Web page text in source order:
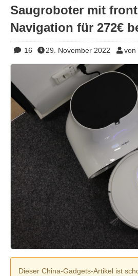
Saugroboter mit
Navigation für 272€
16 29. November 2022 von
Dieser China-Gadgets-Artikel ist